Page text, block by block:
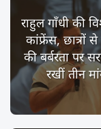
राहुल गाँधी की
कांफ्रेंस, छात्रों
की बर्बरता पर
रखीं तीन